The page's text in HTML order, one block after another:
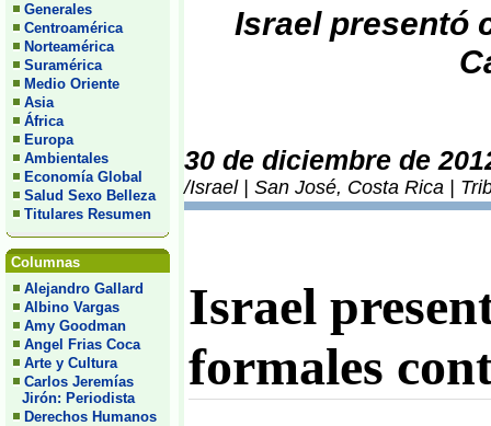
Generales
Centroamérica
Norteamérica
Suramérica
Medio Oriente
Asia
África
Europa
Ambientales
Economía Global
Salud Sexo Belleza
Titulares Resumen
Columnas
Alejandro Gallard
Albino Vargas
Amy Goodman
Angel Frias Coca
Arte y Cultura
Carlos Jeremías
Jirón: Periodista
Derechos Humanos
Israel presentó
30 de diciembre de
/Israel | San José, Costa Rica |
Israel
formales